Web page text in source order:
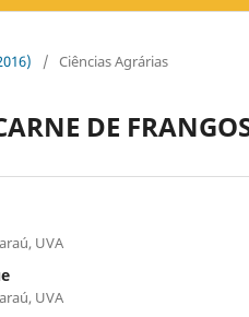
/ Ciências Agrárias
DE
UVA
UVA